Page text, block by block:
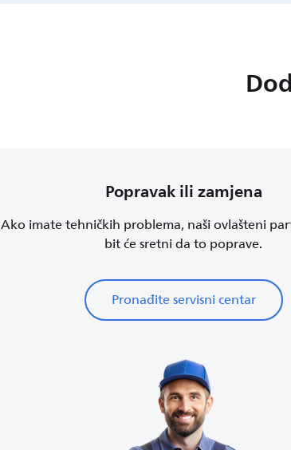
Popravak ili zamjena
Ako imate tehničkih problema, naši ovlašteni
bit će sretni da to poprave.
Pronađite servisni centar